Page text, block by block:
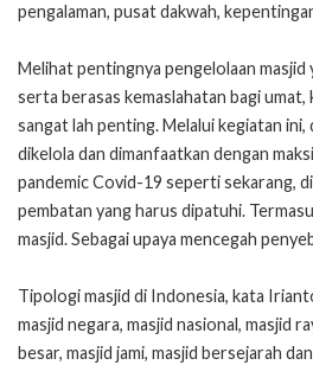
pengalaman, pusat dakwah,
Melihat pentingnya pengelolaan masjid
serta berasas kemaslahatan bagi
sangat lah penting. Melalui kegiatan ini,
dikelola dan dimanfaatkan dengan
pandemic Covid-19 seperti sekarang,
pembatan yang harus dipatuhi.
masjid. Sebagai upaya mencegah
Tipologi masjid di Indonesia, kata
masjid negara, masjid nasional, masjid
besar, masjid jami, masjid bersejarah